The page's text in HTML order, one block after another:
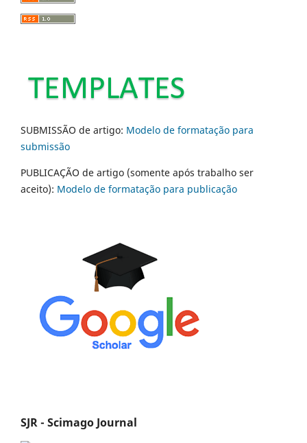
SUBMISSÃO de artigo: Modelo de formatação para
submissão
PUBLICAÇÃO de artigo (somente após trabalho ser
aceito): Modelo de formatação para publicação
SJR - Scimago Journal